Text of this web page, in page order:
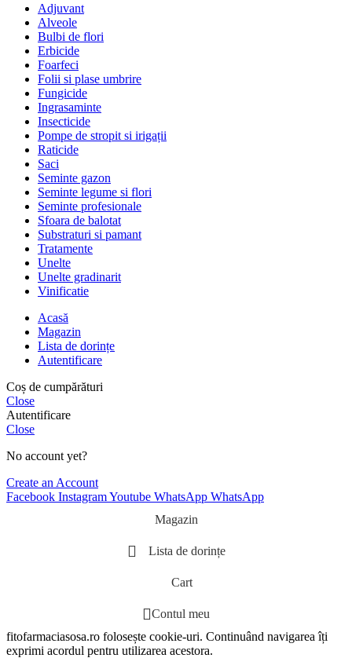
Adjuvant
Alveole
Bulbi de flori
Erbicide
Foarfeci
Folii si plase umbrire
Fungicide
Ingrasaminte
Insecticide
Pompe de stropit si irigații
Raticide
Saci
Seminte gazon
Seminte legume si flori
Seminte profesionale
Sfoara de balotat
Substraturi si pamant
Tratamente
Unelte
Unelte gradinarit
Vinificatie
Acasă
Magazin
Lista de dorințe
Autentificare
Coș de cumpărături
Close
Autentificare
Close
No account yet?
Create an Account
Facebook InstagramYoutube WhatsApp WhatsApp
Magazin
Lista de dorințe
Cart
Contul meu
fitofarmaciasosa.ro folosește cookie-uri. Continuând navigarea îți
exprimi acordul pentru utilizarea acestora.